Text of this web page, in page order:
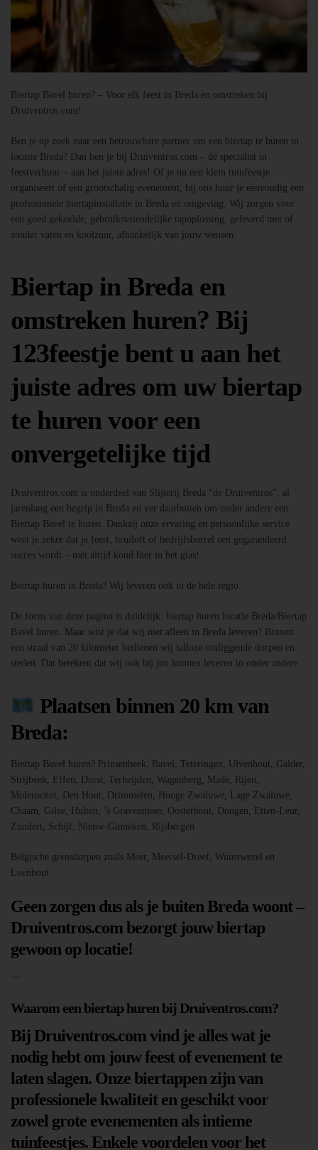
Biertap Bavel huren? – Voor elk feest in Breda en omstreken bij
Druiventros.com!
Ben je op zoek naar een betrouwbare partner om een biertap te huren in
locatie Breda? Dan ben je bij Druiventros.com – dé specialist in
feestverhuur – aan het juiste adres! Of je nu een klein tuinfeestje
organiseert of een grootschalig evenement, bij ons huur je eenvoudig een
professionele biertapinstallatie in Breda en omgeving. Wij zorgen voor
een goed gekoelde, gebruiksvriendelijke tapoplossing, geleverd met of
zonder vaten en koolzuur, afhankelijk van jouw wensen.
Biertap in Breda en
omstreken huren? Bij
123feestje bent u aan het
juiste adres om uw biertap
te huren voor een
onvergetelijke tijd
Druiventros.com is onderdeel van Slijterij Breda “de Druiventros”, al
jarenlang een begrip in Breda en ver daarbuiten om onder andere een
Biertap Bavel te huren. Dankzij onze ervaring en persoonlijke service
weet je zeker dat je feest, bruiloft of bedrijfsborrel een gegarandeerd
succes wordt – met altijd koud bier in het glas!
Biertap huren in Breda? Wij leveren ook in de hele regio
De focus van deze pagina is duidelijk: biertap huren locatie Breda/Biertap
Bavel huren. Maar wist je dat wij niet alleen in Breda leveren? Binnen
een straal van 20 kilometer bedienen wij talloze omliggende dorpen en
steden. Dat betekent dat wij ook bij jou kunnen leveren in onder andere:
Plaatsen binnen 20 km van
Breda:
Biertap Bavel huren? Prinsenbeek, Bavel, Teteringen, Ulvenhout, Galder,
Strijbeek, Effen, Dorst, Terheijden, Wagenberg, Made, Rijen,
Molenschot, Den Hout, Drimmelen, Hooge Zwaluwe, Lage Zwaluwe,
Chaam, Gilze, Hulten, ’s Gravenmoer, Oosterhout, Dongen, Etten-Leur,
Zundert, Schijf, Nieuw-Ginneken, Rijsbergen
Belgische grensdorpen zoals Meer, Meersel-Dreef, Wuustwezel en
Loenhout
Geen zorgen dus als je buiten Breda woont –
Druiventros.com bezorgt jouw biertap
gewoon op locatie!
—
Waarom een biertap huren bij Druiventros.com?
Bij Druiventros.com vind je alles wat je
nodig hebt om jouw feest of evenement te
laten slagen. Onze biertappen zijn van
professionele kwaliteit en geschikt voor
zowel grote evenementen als intieme
tuinfeestjes. Enkele voordelen voor het